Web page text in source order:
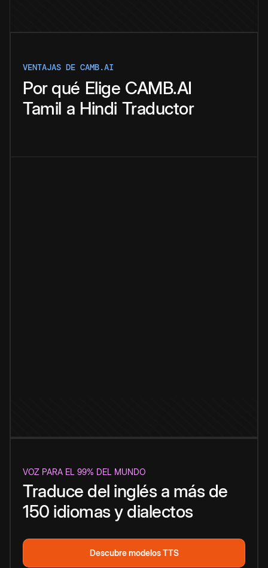
VENTAJAS DE CAMB.AI
Por qué Elige CAMB.AI
Tamil a Hindi Traductor
VOZ PARA EL 99% DEL MUNDO
Traduce del inglés a más de
150 idiomas y dialectos
Descubre modelos TTS